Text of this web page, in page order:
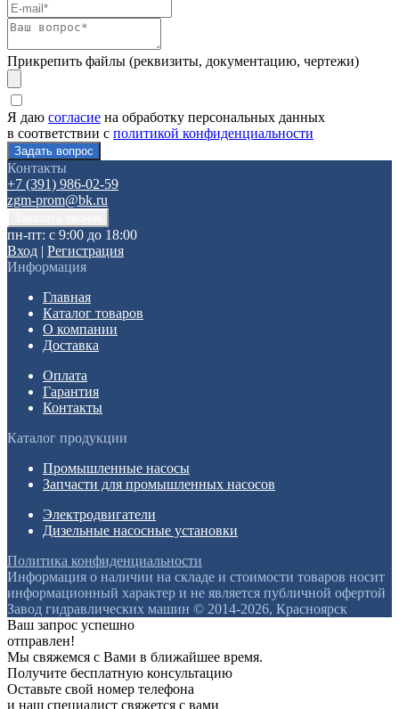
Прикрепить файлы (реквизиты, документацию, чертежи)
Я даю согласие на обработку персональных данных
в соответствии с политикой конфиденциальности
Контакты
+7 (391) 986-02-59
zgm-prom@bk.ru
пн-пт: с 9:00 до 18:00
Вход | Регистрация
Информация
Главная
Каталог товаров
О компании
Доставка
Оплата
Гарантия
Контакты
Каталог продукции
Промышленные насосы
Запчасти для промышленных насосов
Электродвигатели
Дизельные насосные установки
Политика конфиденциальности
Информация о наличии на складе и стоимости товаров носит
информационный характер и не является публичной офертой
Завод гидравлических машин © 2014-2026, Красноярск
Ваш запрос успешно
отправлен!
Мы свяжемся с Вами в ближайшее время.
Получите бесплатную консультацию
Оставьте свой номер телефона
и наш специалист свяжется с вами